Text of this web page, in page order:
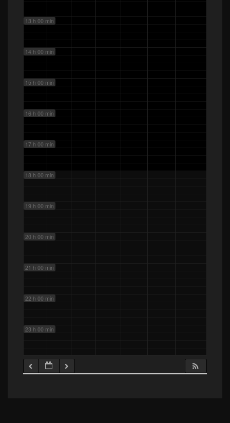
13 h 00 min
14 h 00 min
15 h 00 min
16 h 00 min
17 h 00 min
18 h 00 min
19 h 00 min
20 h 00 min
21 h 00 min
22 h 00 min
23 h 00 min